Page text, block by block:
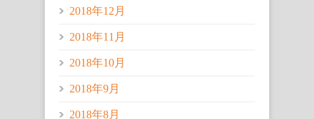
2018年12月
2018年11月
2018年10月
2018年9月
2018年8月